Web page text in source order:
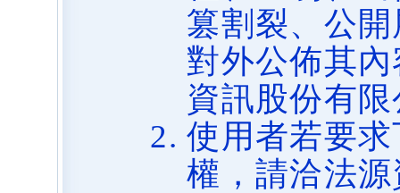
篡割裂、公
對外公佈其
資訊股份有
使用者若要
權，請洽法